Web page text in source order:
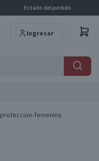
Estado del pedido
Ingresar
proteccion-femenina